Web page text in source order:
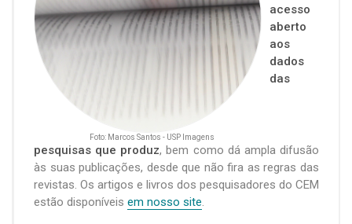
Foto: Marcos Santos - USP Imagens
acesso
aberto
aos
dados
das
pesquisas que produz, bem como dá ampla difusão
às suas publicações, desde que não fira as regras das
revistas. Os artigos e livros dos pesquisadores do CEM
estão disponíveis em nosso site.